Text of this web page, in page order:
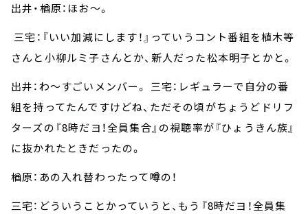
出井・楢原：ほお～。
三宅：『いい加減にします！』っていうコント番組を植木等
さんと小柳ルミ子さんとか、新人だった松本明子とかと。
出井：わ～すごいメンバー。 三宅：レギュラーで自分の番
組を持ってたんですけどね、ただその頃がちょうどドリフ
ターズの『8時だヨ！全員集合』の視聴率が『ひょうきん族』
に抜かれたときだったの。
楢原：あの入れ替わったって噂の！
三宅：どういうことかっていうと、もう『8時だヨ！全員集